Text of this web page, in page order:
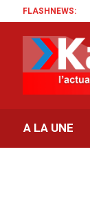
FLASHNEWS:
A LA UNE